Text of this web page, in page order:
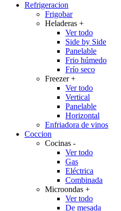
Refrigeracion
Frigobar
Heladeras +
Ver todo
Side by Side
Panelable
Frio húmedo
Frío seco
Freezer+
Ver todo
Vertical
Panelable
Horizontal
Enfriadora de vinos
Coccion
Cocinas -
Ver todo
Gas
Eléctrica
Combinada
Microondas +
Ver todo
De mesada